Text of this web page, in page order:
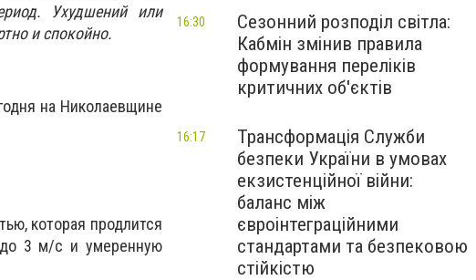
Ухудшений или
и спокойно.
на Николаевщине
которая продлится
до 3 м/с и умеренную
Сезонний розподіл світла:
Кабмін змінив правила
формування переліків
критичних об'єктів
16:30
Трансформація Служби
безпеки України в умовах
екзистенційної війни:
баланс між
євроінтеграційними
стандартами та безпековою
стійкістю
16:17